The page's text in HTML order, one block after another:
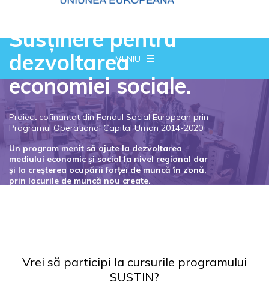
MENIU
Susținere pentru
dezvoltarea
economiei sociale.
Proiect cofinantat din Fondul Social European prin
Programul Operational Capital Uman 2014-2020
Un program menit să ajute la dezvoltarea
mediului economic și social la nivel regional dar
și la creșterea ocupării forței de muncă în zonă,
prin locurile de muncă nou create.
Vrei să participi la cursurile programului
SUSTIN?